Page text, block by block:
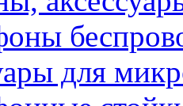
для